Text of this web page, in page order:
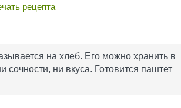
рецепта
на хлеб. Его можно хранить в
сочности, ни вкуса. Готовится паштет